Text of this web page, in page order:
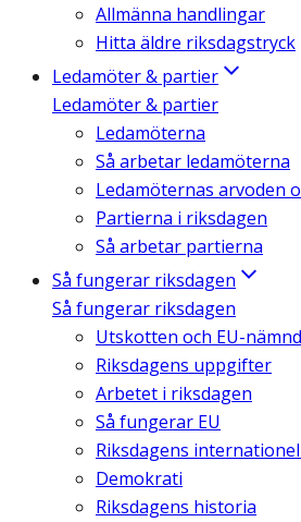
Allmänna handlingar
Hitta äldre riksdagstryck
Ledamöter & partier
Ledamöter & partier
Ledamöterna
Så arbetar ledamöterna
Ledamöternas arvoden
Partierna i riksdagen
Så arbetar partierna
Så fungerar riksdagen
Så fungerar riksdagen
Utskotten och EU-
Riksdagens uppgifter
Arbetet i riksdagen
Så fungerar EU
Riksdagens
Demokrati
Riksdagens historia